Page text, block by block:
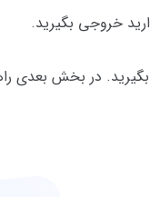
خروجی بگیرید.
در بخش بعدی